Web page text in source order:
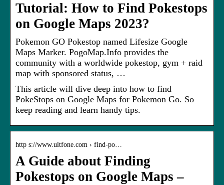
Tutorial: How to Find Pokestops
on Google Maps 2023?
Pokemon GO Pokestop named Lifesize Google
Maps Marker. PogoMap.Info provides the
community with a worldwide pokestop, gym + raid
map with sponsored status, …
This article will dive deep into how to find
PokeStops on Google Maps for Pokemon Go. So
keep reading and learn handy tips.
http s://www.ultfone.com › find-po…
A Guide about Finding
Pokestops on Google Maps –